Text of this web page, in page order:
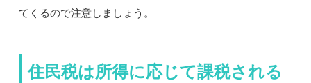
てくるので注意しましょう。
住民税は所得に応じて課税される